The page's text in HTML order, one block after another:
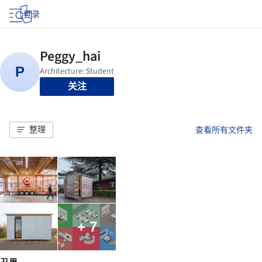
登录
关注
整理 查看所有文件夹
+ 7